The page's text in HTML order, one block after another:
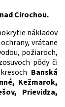
Cirochou.
nákladov
vrátane
požiaroch,
pôdy či
Banská
Kežmarok,
Prievidza,